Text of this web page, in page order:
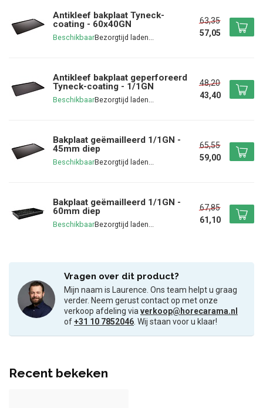
Antikleef bakplaat Tyneck-
coating - 60x40GN
Beschikbaar
63,35
57,05
Antikleef bakplaat geperforeerd
Tyneck-coating - 1/1GN
Beschikbaar
48,20
43,40
Bakplaat geëmailleerd 1/1GN -
45mm diep
Beschikbaar
65,55
59,00
Bakplaat geëmailleerd 1/1GN -
60mm diep
Beschikbaar
67,85
61,10
Vragen over dit product?
Mijn naam is Laurence. Ons team helpt u graag
verder. Neem gerust contact op met onze
verkoop afdeling viaverkoop@horecarama.nl
of+31 10 7852046. Wij staan voor u klaar!
Recent bekeken